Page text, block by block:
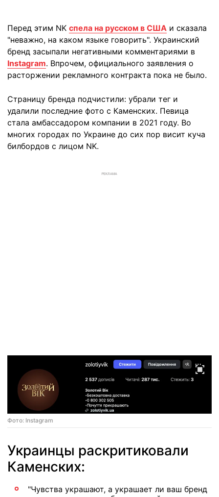
Перед этим NK спела на русском в США и сказала
"неважно, на каком языке говорить". Украинский
бренд засыпали негативными комментариями в
Instagram. Впрочем, официального заявления о
расторжении рекламного контракта пока не было.
Страницу бренда подчистили: убрали тег и
удалили последние фото с Каменских. Певица
стала амбассадором компании в 2021 году. Во
многих городах по Украине до сих пор висит куча
билбордов с лицом NK.
РЕКЛАМА
Фото: Instagram
Украинцы раскритиковали
Каменских:
"Чувства украшают, а украшает ли ваш бренд